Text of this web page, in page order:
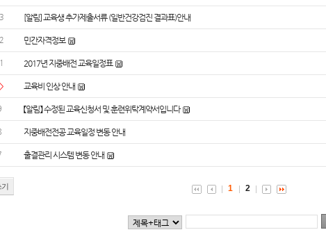
[알림] 교육생 추가제출서류 (일반건강검진 결과표)안내
민간자격정보
2017년 지중배전 교육일정표
교육비 인상 안내
【알림】 수정된 교육신청서 및 훈련위탁계약서입니다
지중배전전공 교육일정 변동 안내
출결관리 시스템 변동 안내
기 1 2